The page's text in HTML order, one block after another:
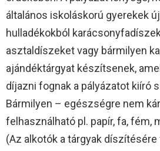
általános iskoláskorú gyerekek
hulladékokból
asztaldíszeket vagy bármilyen
ajándéktárgyat készítsenek,
díjazni fognak a pályázatot kiíró
Bármilyen – egészségre nem
felhasználható pl. papír, fa, fém,
(Az alkotók a tárgyak